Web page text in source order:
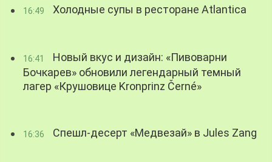
16:49 Холодные супы в ресторане Atlantica
16:41
Новый вкус и дизайн: «Пивоварни
Бочкарев» обновили легендарный темный
лагер «Крушовице Kronprinz Černé»
16:36 Спешл-десерт «Медвезай» в Jules Zang